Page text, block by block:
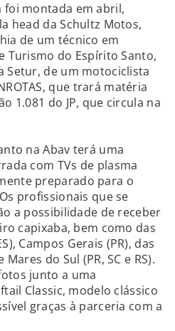
foi montada em abril,
head da Schultz Motos,
de um técnico em
Turismo do Espírito Santo,
Setur, de um motociclista
que trará matéria
1.081 do JP, que circula na
na Abav terá uma
com TVs de plasma
preparado para o
profissionais que se
a possibilidade de receber
capixaba, bem como das
Campos Gerais (PR), das
do Sul (PR, SC e RS).
junto a uma
Classic, modelo clássico
graças à parceria com a